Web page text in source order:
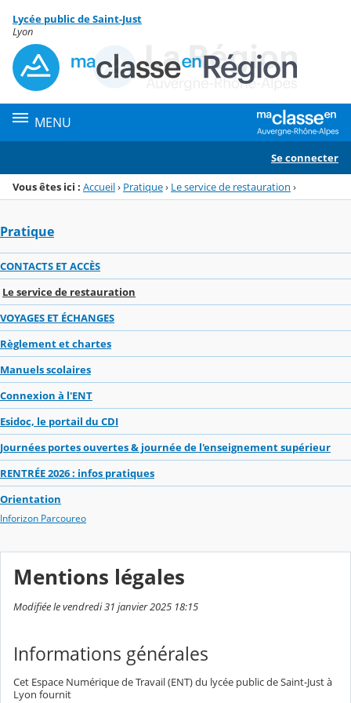
Menu de la rubrique
Contenu
Lycée public de Saint-Just
Lyon
MENU
Se connecter
Vous êtes ici : Accueil› Pratique› Le service de restauration ›
Pratique
CONTACTS ET ACCÈS
Le service de restauration
VOYAGES ET ÉCHANGES
Règlement et chartes
Manuels scolaires
Connexion à l'ENT
Esidoc, le portail du CDI
Journées portes ouvertes & journée de l'enseignement supérieur
RENTRÉE 2026 : infos pratiques
Orientation
Inforizon Parcoureo
Mentions légales
Modifiée le vendredi 31 janvier 2025 18:15
Informations générales
Cet Espace Numérique de Travail (ENT) du lycée public de Saint-Just à
Lyon fournit